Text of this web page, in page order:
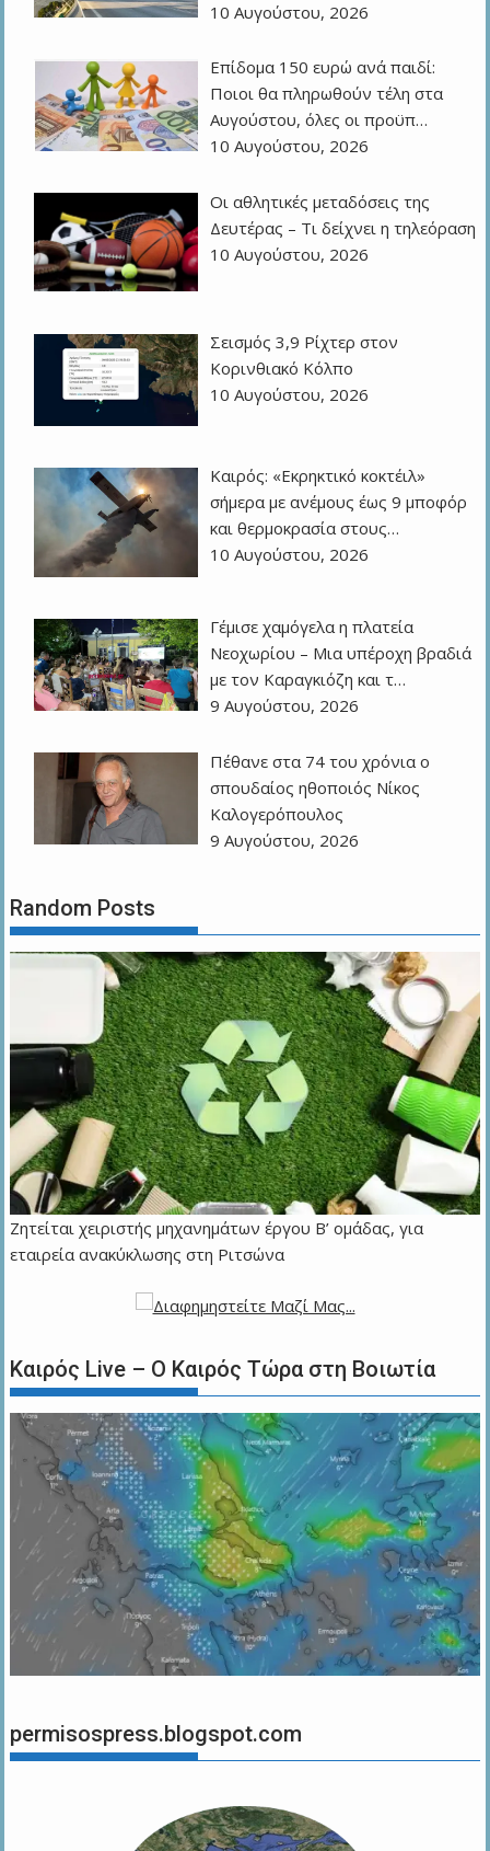
10 Αυγούστου, 2026
Επίδομα 150 ευρώ ανά παιδί:
Ποιοι θα πληρωθούν τέλη στα
Αυγούστου, όλες οι προϋπ…
10 Αυγούστου, 2026
Οι αθλητικές μεταδόσεις της
Δευτέρας – Τι δείχνει η τηλεόραση
10 Αυγούστου, 2026
Σεισμός 3,9 Ρίχτερ στον
Κορινθιακό Κόλπο
10 Αυγούστου, 2026
Καιρός: «Εκρηκτικό κοκτέιλ»
σήμερα με ανέμους έως 9 μποφόρ
και θερμοκρασία στους…
10 Αυγούστου, 2026
Γέμισε χαμόγελα η πλατεία
Νεοχωρίου – Μια υπέροχη βραδιά
με τον Καραγκιόζη και τ…
9 Αυγούστου, 2026
Πέθανε στα 74 του χρόνια ο
σπουδαίος ηθοποιός Νίκος
Καλογερόπουλος
9 Αυγούστου, 2026
Random Posts
Ζητείται χειριστής μηχανημάτων έργου Β’ ομάδας, για
εταιρεία ανακύκλωσης στη Ριτσώνα
Καιρός Live – Ο Καιρός Τώρα στη Βοιωτία
permisospress.blogspot.com